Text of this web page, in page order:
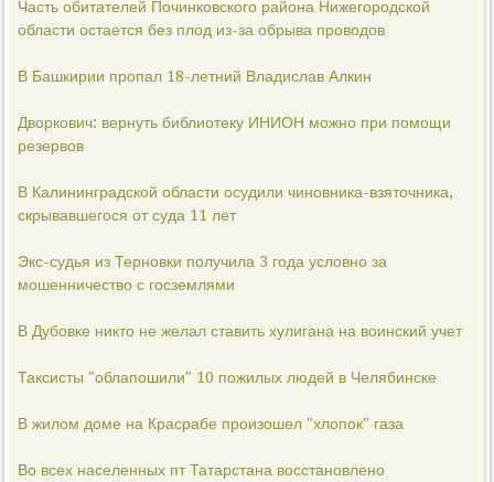
Часть обитателей Починковского района Нижегородской
области остается без плод из-за обрыва проводов
В Башкирии пропал 18-летний Владислав Алкин
Дворкович: вернуть библиотеку ИНИОН можно при помощи
резервов
В Калининградской области осудили чиновника-взяточника,
скрывавшегося от суда 11 лет
Экс-судья из Терновки получила 3 года условно за
мошенничество с госземлями
В Дубовке никто не желал ставить хулигана на воинский учет
Таксисты "облапошили" 10 пожилых людей в Челябинске
В жилом доме на Красрабе произошел "хлопок" газа
Во всех населенных пт Татарстана восстановлено